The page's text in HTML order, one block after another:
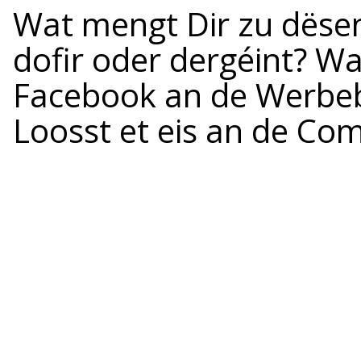
Wat mengt Dir zu
dofir oder dergéint?
Facebook an de
Loosst et eis an de